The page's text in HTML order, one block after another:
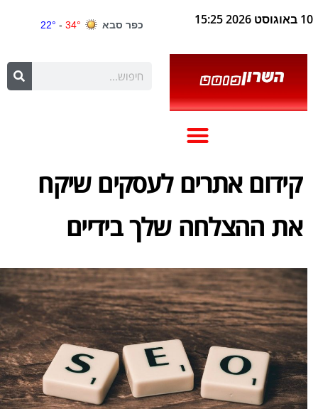
10 באוגוסט 2026 15:25
קידום אתרים לעסקים שיקח
את ההצלחה שלך בידיים